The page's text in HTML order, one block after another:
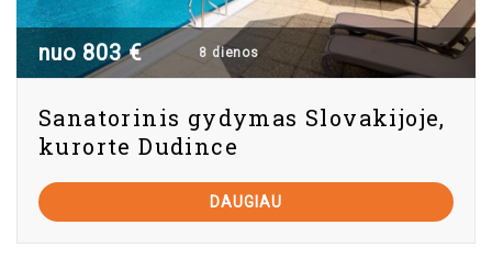
nuo 803 € 8 dienos
Sanatorinis gydymas Slovakijoje,
kurorte Dudince
DAUGIAU